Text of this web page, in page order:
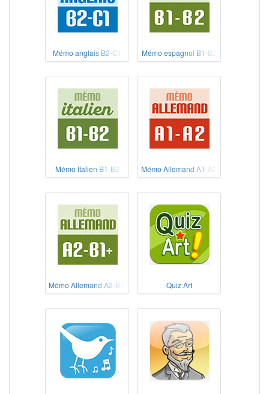
Mémo anglais B2-C1 Mémo espagnol B1-B2
Mémo Italien B1-B2 Mémo Allemand A1-A2
Mémo Allemand A2-B1+ Quiz Art